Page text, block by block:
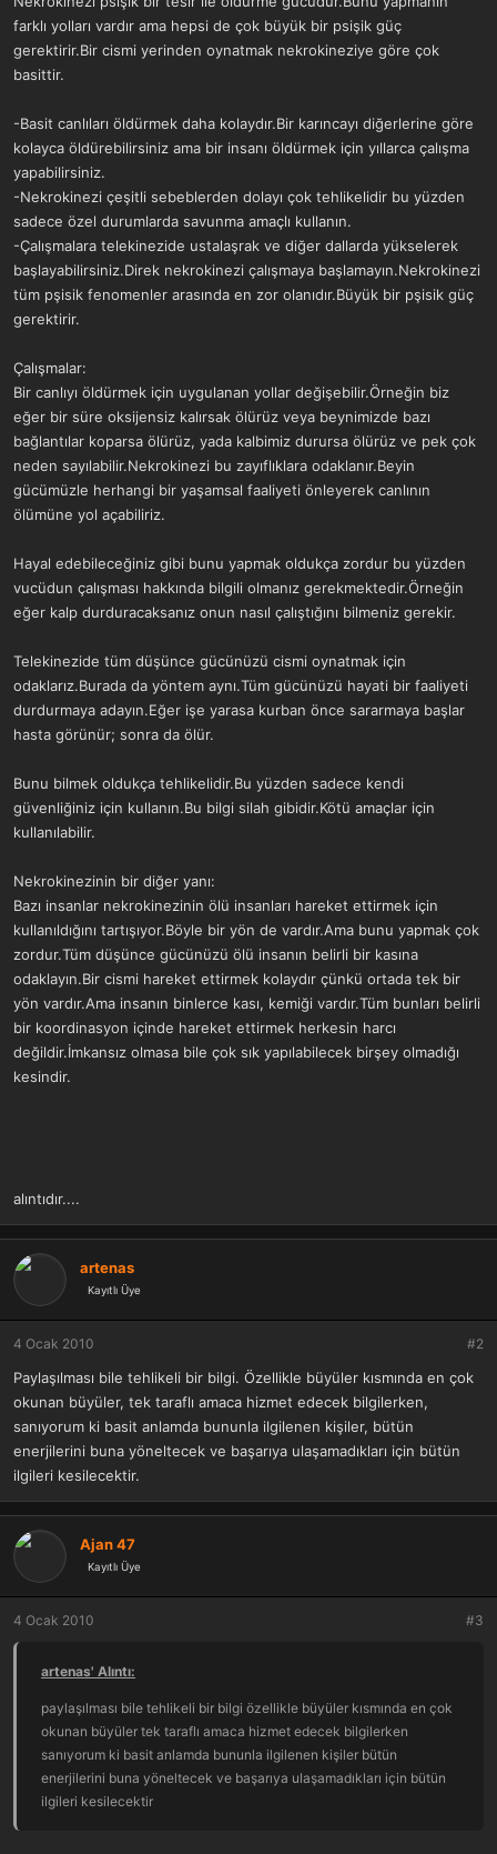
a
t
a
n
r
h
farklı yolları vardır ama hepsi de çok büyük bir psişik güç
gerektirir.Bir cismi yerinden oynatmak nekrokineziye göre çok
basittir.
-Basit canlıları öldürmek daha kolaydır.Bir karıncayı diğerlerine göre
kolayca öldürebilirsiniz ama bir insanı öldürmek için yıllarca çalışma
yapabilirsiniz.
-Nekrokinezi çeşitli sebeblerden dolayı çok tehlikelidir bu yüzden
sadece özel durumlarda savunma amaçlı kullanın.
-Çalışmalara telekinezide ustalaşrak ve diğer dallarda yükselerek
başlayabilirsiniz.Direk nekrokinezi çalışmaya başlamayın.Nekrokinezi
tüm pşisik fenomenler arasında en zor olanıdır.Büyük bir pşisik güç
gerektirir.
Çalışmalar:
Bir canlıyı öldürmek için uygulanan yollar değişebilir.Örneğin biz
eğer bir süre oksijensiz kalırsak ölürüz veya beynimizde bazı
bağlantılar koparsa ölürüz, yada kalbimiz durursa ölürüz ve pek çok
neden sayılabilir.Nekrokinezi bu zayıflıklara odaklanır.Beyin
gücümüzle herhangi bir yaşamsal faaliyeti önleyerek canlının
ölümüne yol açabiliriz.
Hayal edebileceğiniz gibi bunu yapmak oldukça zordur bu yüzden
vucüdun çalışması hakkında bilgili olmanız gerekmektedir.Örneğin
eğer kalp durduracaksanız onun nasıl çalıştığını bilmeniz gerekir.
Telekinezide tüm düşünce gücünüzü cismi oynatmak için
odaklarız.Burada da yöntem aynı.Tüm gücünüzü hayati bir faaliyeti
durdurmaya adayın.Eğer işe yarasa kurban önce sararmaya başlar
hasta görünür; sonra da ölür.
Bunu bilmek oldukça tehlikelidir.Bu yüzden sadece kendi
güvenliğiniz için kullanın.Bu bilgi silah gibidir.Kötü amaçlar için
kullanılabilir.
Nekrokinezinin bir diğer yanı:
Bazı insanlar nekrokinezinin ölü insanları hareket ettirmek için
kullanıldığını tartışıyor.Böyle bir yön de vardır.Ama bunu yapmak çok
zordur.Tüm düşünce gücünüzü ölü insanın belirli bir kasına
odaklayın.Bir cismi hareket ettirmek kolaydır çünkü ortada tek bir
yön vardır.Ama insanın binlerce kası, kemiği vardır.Tüm bunları belirli
bir koordinasyon içinde hareket ettirmek herkesin harcı
değildir.İmkansız olmasa bile çok sık yapılabilecek birşey olmadığı
kesindir.
alıntıdır....
artenas
Kayıtlı Üye
4 Ocak 2010 #2
Paylaşılması bile tehlikeli bir bilgi. Özellikle büyüler kısmında en çok
okunan büyüler, tek taraflı amaca hizmet edecek bilgilerken,
sanıyorum ki basit anlamda bununla ilgilenen kişiler, bütün
enerjilerini buna yöneltecek ve başarıya ulaşamadıkları için bütün
ilgileri kesilecektir.
Ajan 47
Kayıtlı Üye
4 Ocak 2010 #3
artenas' Alıntı:
paylaşılması bile tehlikeli bir bilgi özellikle büyüler kısmında en çok
okunan büyüler tek taraflı amaca hizmet edecek bilgilerken
sanıyorum ki basit anlamda bununla ilgilenen kişiler bütün
enerjilerini buna yöneltecek ve başarıya ulaşamadıkları için bütün
ilgileri kesilecektir